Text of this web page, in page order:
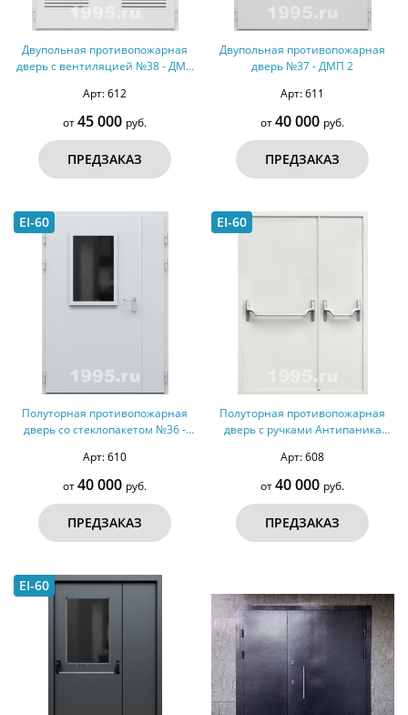
Двупольная противопожарная
дверь с вентиляцией №38 - ДМП
Арт: 612
от45 000 руб.
ПРЕДЗАКАЗ
Двупольная противопожарная
дверь №37 - ДМП 2
Арт: 611
от40 000 руб.
ПРЕДЗАКАЗ
EI-60
Полуторная противопожарная
дверь со стеклопакетом №36 -
Арт: 610
от40 000 руб.
ПРЕДЗАКАЗ
EI-60
Полуторная противопожарная
дверь с ручками Антипаника
Арт: 608
от40 000 руб.
ПРЕДЗАКАЗ
EI-60